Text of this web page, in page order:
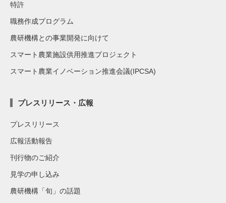
特許
職務作成プログラム
農研機構との事業開発に向けて
スマート農業施設供用推進プロジェクト
スマート農業イノベーション推進会議(IPCSA)
プレスリリース・広報
プレスリリース
広報活動報告
刊行物のご紹介
見学の申し込み
農研機構「旬」の話題